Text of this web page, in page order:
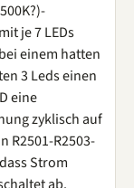
je 7 LEDs
einem hatten
3 Leds einen
eine
zyklisch auf
R2501-R2503-
Strom